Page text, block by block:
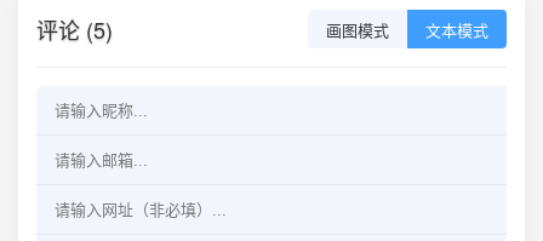
评论 (5) 画图模式 文本模式